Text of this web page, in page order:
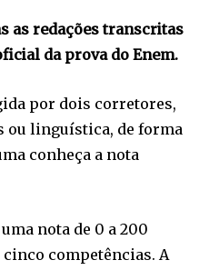
as redações transcritas
da prova do Enem.
por dois corretores,
ou linguística, de forma
conheça a nota
nota de 0 a 200
cinco competências. A